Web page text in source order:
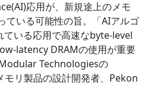
応用が、新規途上のメモ
ている可能性の旨。「AIアルゴ
ている応用で高速なbyte-level
latency DRAMの使用が重要
Technologiesの
リ製品の設計開発者、Pekon